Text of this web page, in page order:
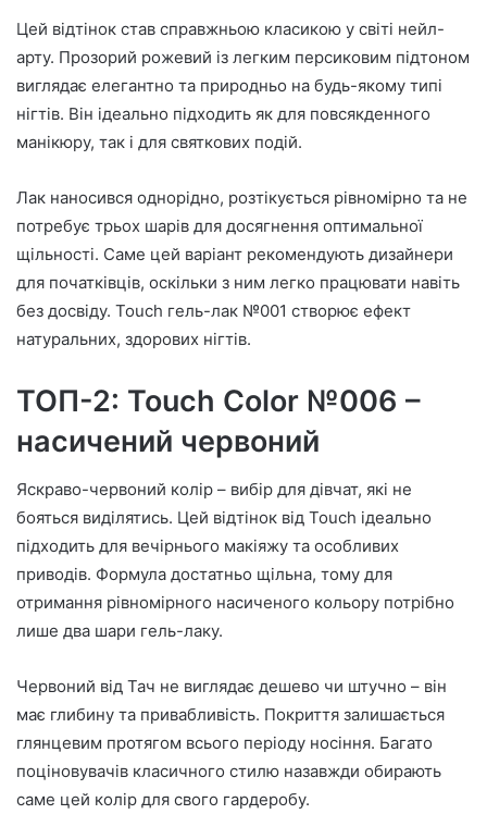
Цей відтінок став справжньою класикою у світі нейл-
арту. Прозорий рожевий із легким персиковим підтоном
виглядає елегантно та природньо на будь-якому типі
нігтів. Він ідеально підходить як для повсякденного
манікюру, так і для святкових подій.
Лак наносився однорідно, розтікується рівномірно та не
потребує трьох шарів для досягнення оптимальної
щільності. Саме цей варіант рекомендують дизайнери
для початківців, оскільки з ним легко працювати навіть
без досвіду. Touch гель-лак №001 створює ефект
натуральних, здорових нігтів.
ТОП-2: Touch Color №006 –
насичений червоний
Яскраво-червоний колір – вибір для дівчат, які не
бояться виділятись. Цей відтінок від Touch ідеально
підходить для вечірнього макіяжу та особливих
приводів. Формула достатньо щільна, тому для
отримання рівномірного насиченого кольору потрібно
лише два шари гель-лаку.
Червоний від Тач не виглядає дешево чи штучно – він
має глибину та привабливість. Покриття залишається
глянцевим протягом всього періоду носіння. Багато
поціновувачів класичного стилю назавжди обирають
саме цей колір для свого гардеробу.